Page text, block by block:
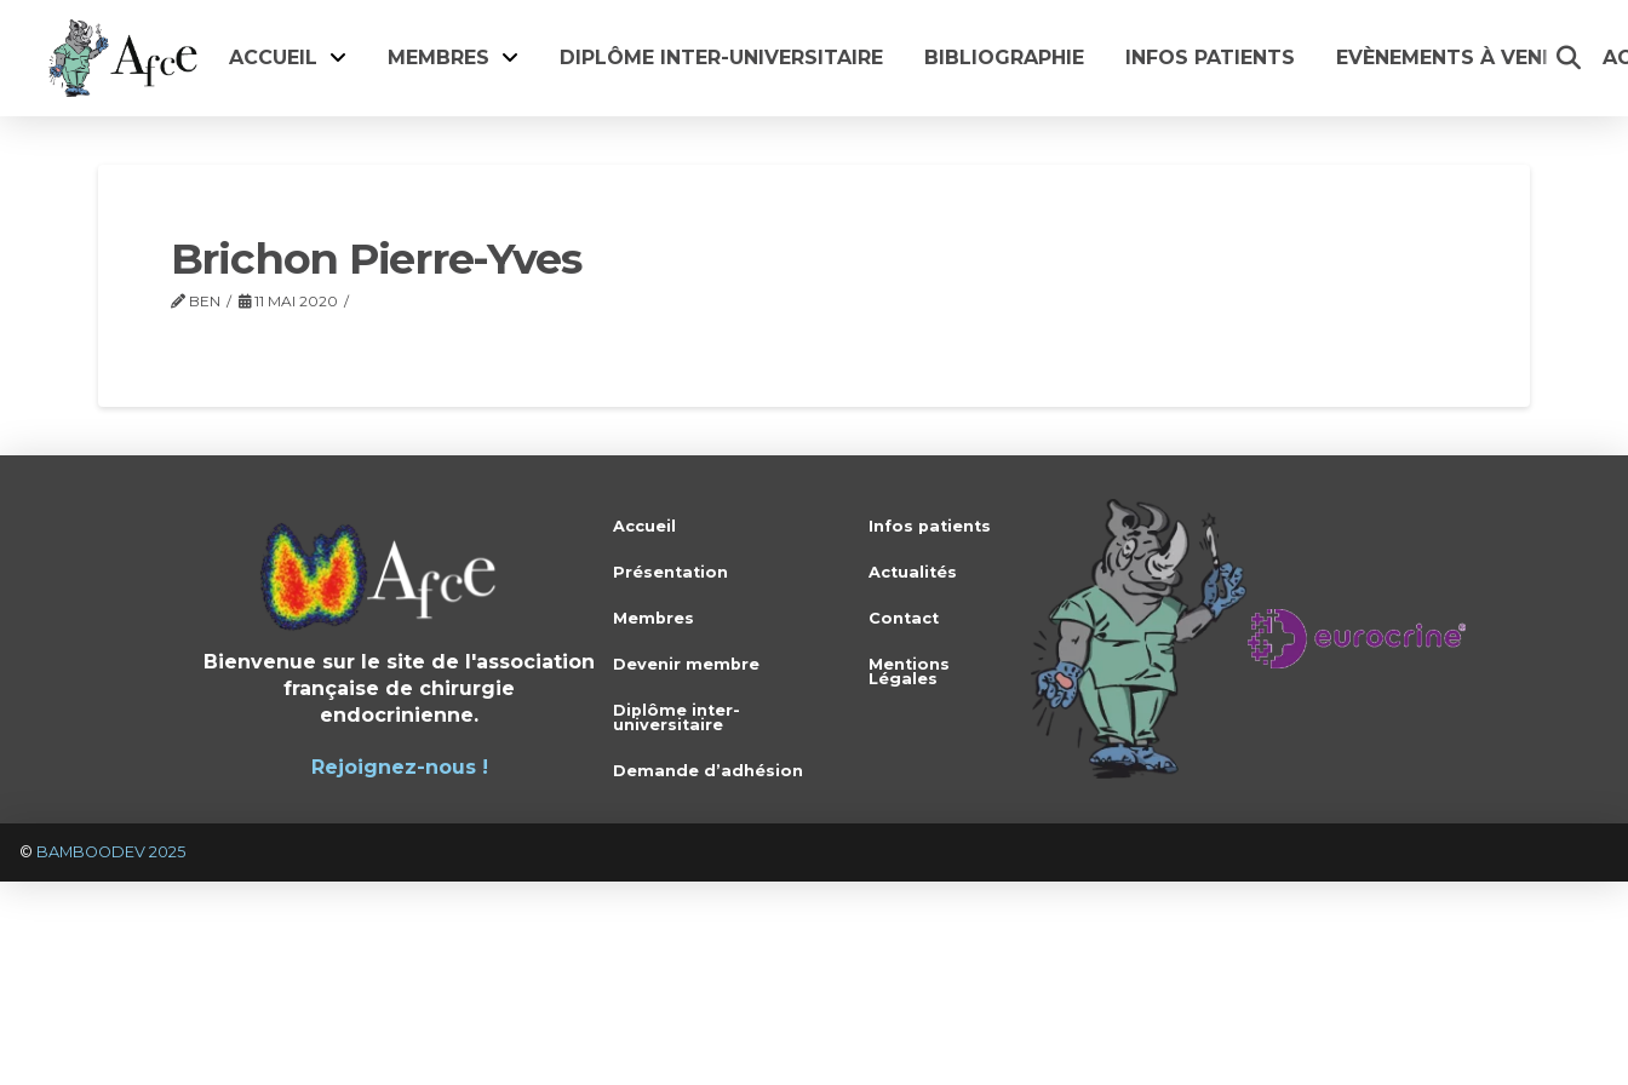
ACCUEIL MEMBRES DIPLÔME INTER-UNIVERSITAIRE BIBLIOGRAPHIE INFOS PATIENTS EVÈNEMENTS À VENIR
Brichon Pierre-Yves
BEN 11 MAI 2020
Bienvenue sur le site de l'association
française de chirurgie
endocrinienne.
Rejoignez-nous !
Accueil
Présentation
Membres
Devenir membre
Diplôme inter-
universitaire
Demande d’adhésion
Infos patients
Actualités
Contact
Mentions
Légales
© BAMBOODEV 2025